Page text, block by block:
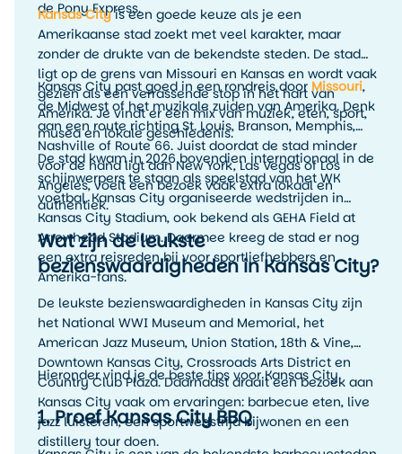
de Pony Express.
Kansas Cityis een goede keuze als je een
Amerikaanse stad zoekt met veel karakter, maar
zonder de drukte van de bekendste steden. De stad
ligt op de grens van Missouri en Kansas en wordt vaak
gezien als een verrassende stop in het hart van
Amerika. Je vindt er een mix van muziek, eten, sport,
musea en lokale geschiedenis.
Kansas City past goed in een rondreis door Missouri,
de Midwest of het muzikale zuiden van Amerika. Denk
aan een route richting St. Louis, Branson, Memphis,
Nashville of Route 66. Juist doordat de stad minder
voor de hand ligt dan New York, Las Vegas of Los
Angeles, voelt een bezoek vaak extra lokaal en
authentiek.
De stad kwam in 2026 bovendien internationaal in de
schijnwerpers te staan als speelstad van het WK
voetbal. Kansas City organiseerde wedstrijden in
Kansas City Stadium, ook bekend als GEHA Field at
Arrowhead Stadium. Daarmee kreeg de stad er nog
een extra reisreden bij voor sportliefhebbers en
Amerika-fans.
Wat zijn de leukste
bezienswaardigheden in Kansas City?
De leukste bezienswaardigheden in Kansas City zijn
het National WWI Museum and Memorial, het
American Jazz Museum, Union Station, 18th & Vine,
Downtown Kansas City, Crossroads Arts District en
Country Club Plaza. Daarnaast draait een bezoek aan
Kansas City vaak om ervaringen: barbecue eten, live
jazz luisteren, een sportwedstrijd bijwonen en een
distillery tour doen.
Hieronder vind je de beste tips voor Kansas City.
1. Proef Kansas City BBQ